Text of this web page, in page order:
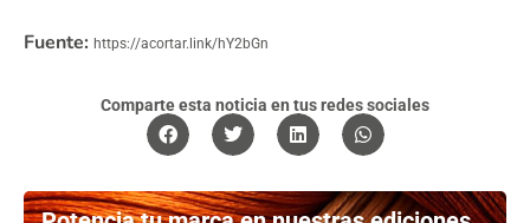
Fuente: https://acortar.link/hY2bGn
Comparte esta noticia en tus redes sociales